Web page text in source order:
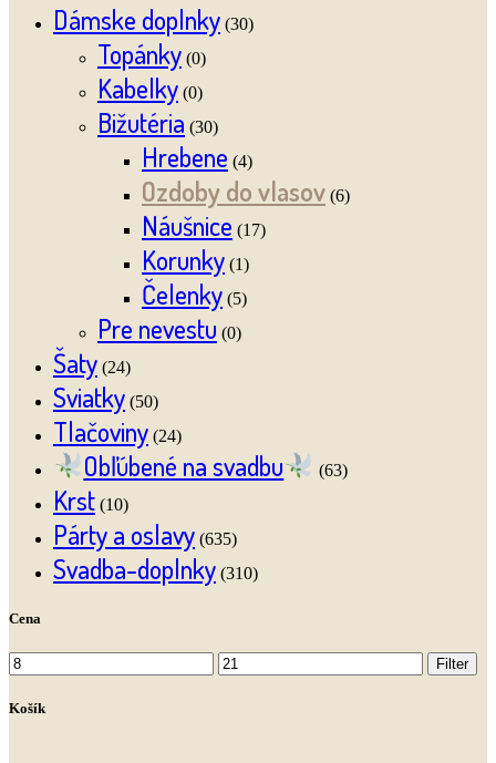
Dámske doplnky (30)
Topánky (0)
Kabelky (0)
Bižutéria (30)
Hrebene (4)
Ozdoby do vlasov (6)
Náušnice (17)
Korunky (1)
Čelenky (5)
Pre nevestu (0)
Šaty (24)
Sviatky (50)
Tlačoviny (24)
Obľúbené na svadbu (63)
Krst (10)
Párty a oslavy (635)
Svadba-doplnky (310)
Cena
Minimálna
cena
Maximálna
cena
Filter
Košík